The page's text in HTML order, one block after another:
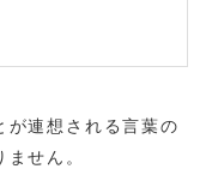
が連想される言葉の
せん。